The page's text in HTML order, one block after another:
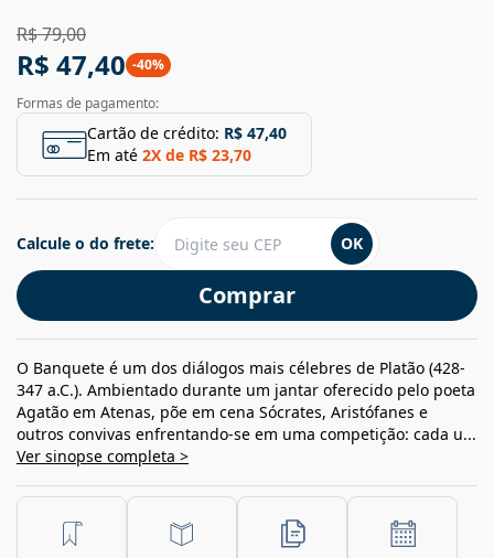
R$ 79,00
R$ 47,40 -40%
Formas de pagamento:
Cartão de crédito: R$ 47,40
Em até 2X de R$ 23,70
Comprar
Calcule o do frete: OK
O Banquete é um dos diálogos mais célebres de Platão (428-
347 a.C.). Ambientado durante um jantar oferecido pelo poeta
Agatão em Atenas, põe em cena Sócrates, Aristófanes e
outros convivas enfrentando-se em uma competição: cada u...
Ver sinopse completa >